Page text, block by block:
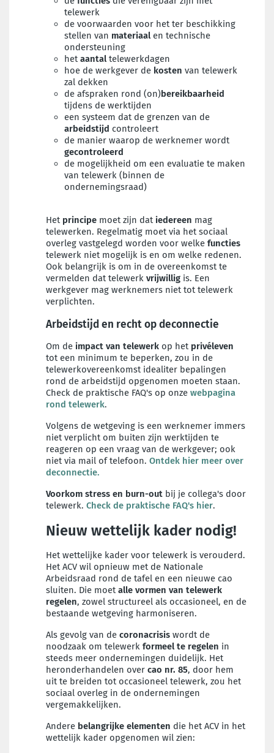
telewerk
de voorwaarden voor het ter beschikking
stellen van materiaalen technische
ondersteuning
het aantaltelewerkdagen
hoe de werkgever de kosten van telewerk
zal dekken
de afspraken rond (on)bereikbaarheid
tijdens de werktijden
een systeem dat de grenzen van de
arbeidstijd controleert
de manier waarop de werknemer wordt
gecontroleerd
de mogelijkheid om een evaluatie te maken
van telewerk (binnen de
ondernemingsraad)
Het principe moet zijn dat iedereen mag
telewerken. Regelmatig moet via het sociaal
overleg vastgelegd worden voor welke functies
telewerk niet mogelijk is en om welke redenen.
Ook belangrijk is om in de overeenkomst te
vermelden dat telewerk vrijwillig is. Een
werkgever mag werknemers niet tot telewerk
verplichten.
Arbeidstijd en recht op deconnectie
Om de impact van telewerk op het privéleven
tot een minimum te beperken, zou in de
telewerkovereenkomst idealiter bepalingen
rond de arbeidstijd opgenomen moeten staan.
Check de praktische FAQ's op onze webpagina
rond telewerk.
Volgens de wetgeving is een werknemer immers
niet verplicht om buiten zijn werktijden te
reageren op een vraag van de werkgever; ook
niet via mail of telefoon. Ontdek hier meer over
deconnectie.
Voorkom stress en burn-out bij je collega's door
telewerk. Check de praktische FAQ's hier.
Nieuw wettelijk kader nodig!
Het wettelijke kader voor telewerk is verouderd.
Het ACV wil opnieuw met de Nationale
Arbeidsraad rond de tafel en een nieuwe cao
sluiten. Die moet alle vormen van telewerk
regelen, zowel structureel als occasioneel, en de
bestaande wetgeving harmoniseren.
Als gevolg van de coronacrisis wordt de
noodzaak om telewerk formeel te regelen in
steeds meer ondernemingen duidelijk. Het
heronderhandelen over cao nr. 85, door hem
uit te breiden tot occasioneel telewerk, zou het
sociaal overleg in de ondernemingen
vergemakkelijken.
Andere belangrijke elementen die het ACV in het
wettelijk kader opgenomen wil zien: